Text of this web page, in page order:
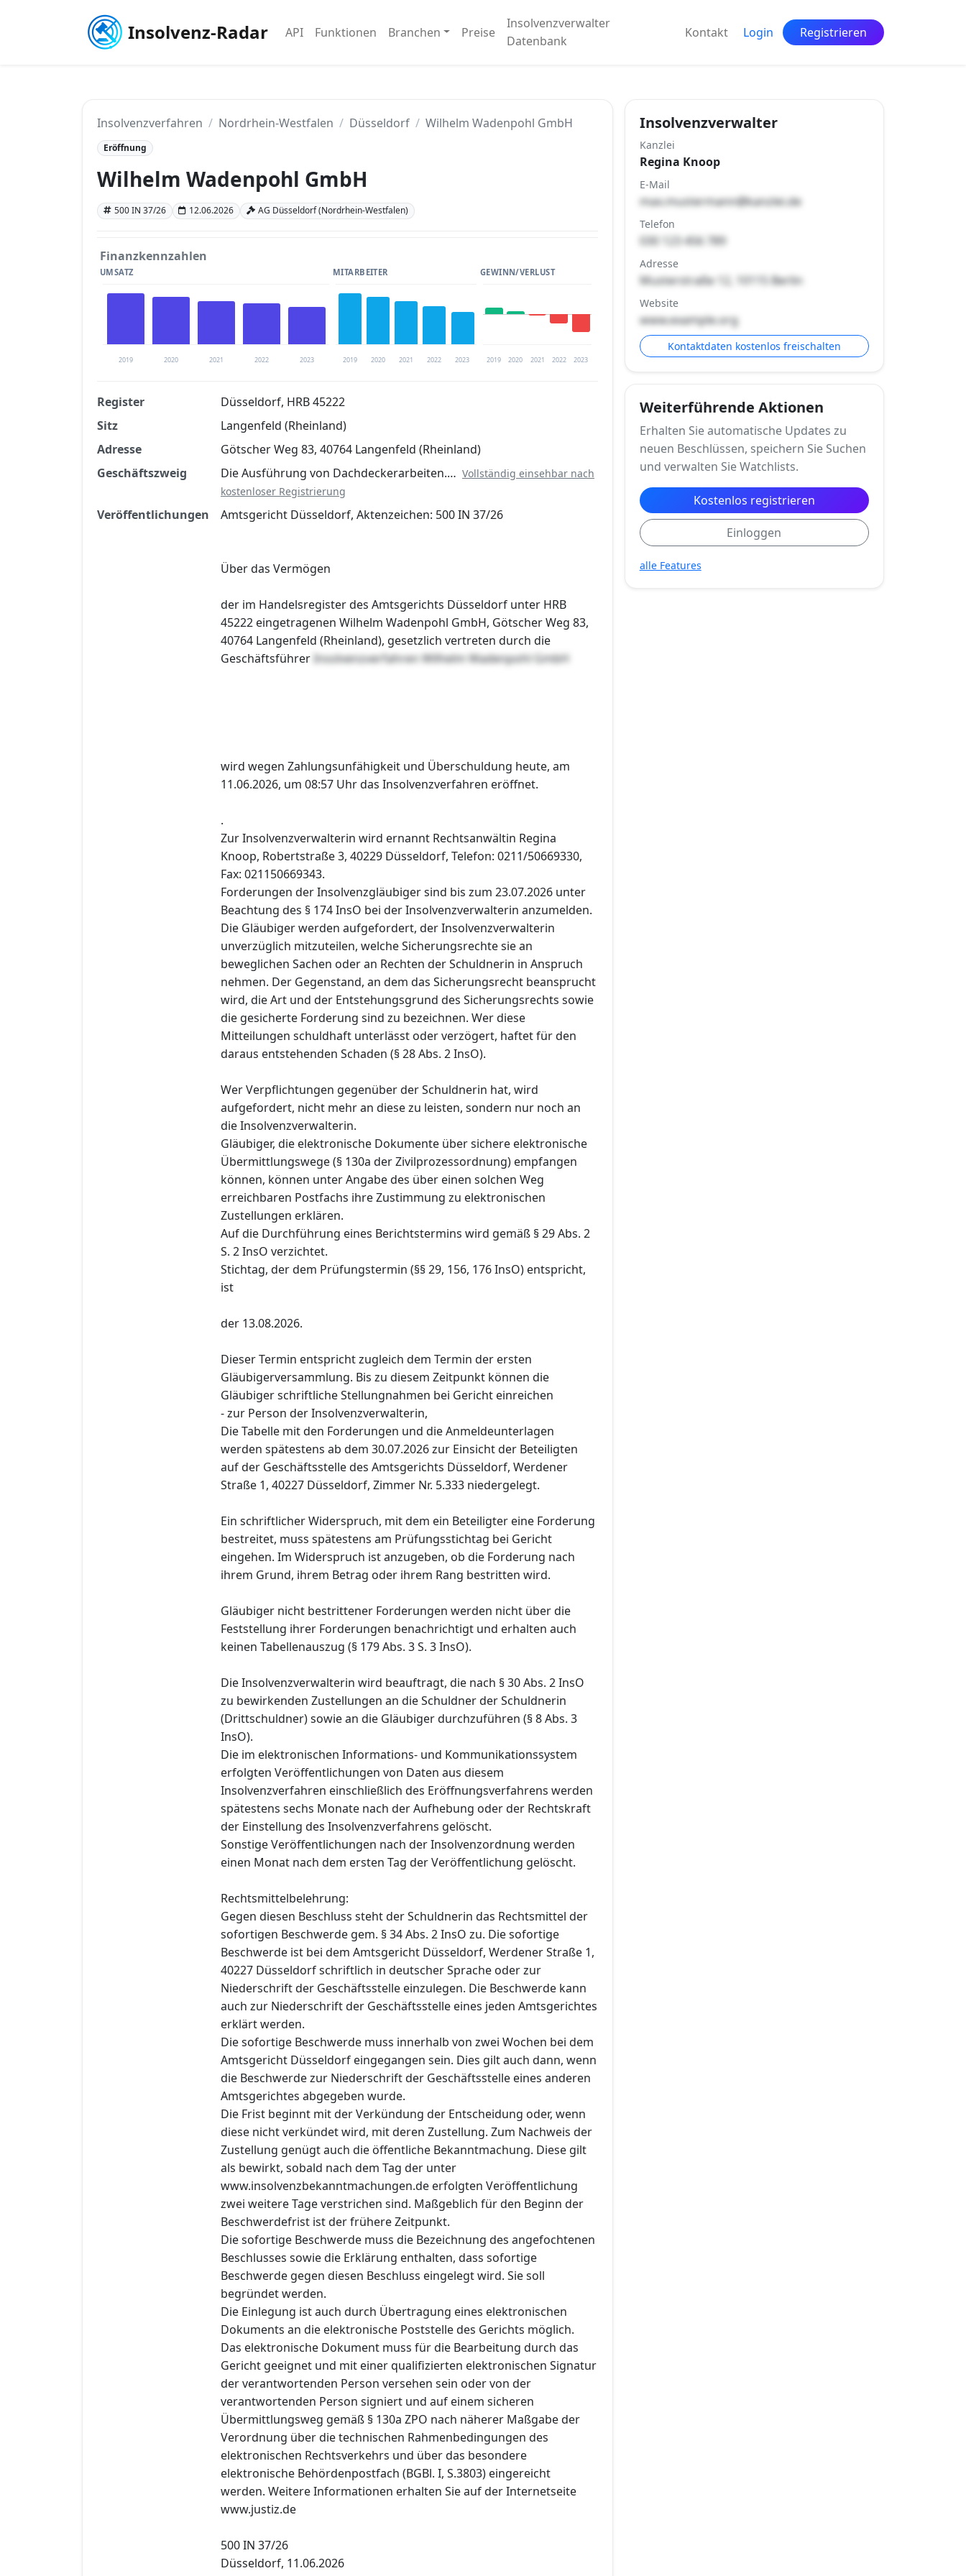
Insolvenz-Radar API Funktionen Branchen Preise
Insolvenzverwalter
Datenbank
Kontakt Login Registrieren
Insolvenzverfahren Nordrhein-Westfalen Düsseldorf Wilhelm Wadenpohl GmbH
Eröffnung
Wilhelm Wadenpohl GmbH
500 IN 37/26 12.06.2026 AG Düsseldorf (Nordrhein-Westfalen)
Finanzkennzahlen
UMSATZ
2019 2020 2021 2022 2023
MITARBEITER
2019 2020 2021 2022 2023
GEWINN/VERLUST
2019 2020 2021 2022 2023
Finanzkennzahlen nach kostenloser Registrierung verfügbar
Jetzt kostenlos registrieren
Register
Düsseldorf, HRB 45222
Sitz
Langenfeld (Rheinland)
Adresse
Götscher Weg 83, 40764 Langenfeld (Rheinland)
Geschäftszweig
Die Ausführung von Dachdeckerarbeiten.… Vollständig einsehbar nach
kostenloser Registrierung
Veröffentlichungen Amtsgericht Düsseldorf, Aktenzeichen: 500 IN 37/26
Über das Vermögen
der im Handelsregister des Amtsgerichts Düsseldorf unter HRB
45222 eingetragenen Wilhelm Wadenpohl GmbH, Götscher Weg 83,
40764 Langenfeld (Rheinland), gesetzlich vertreten durch die
Geschäftsführer Insolvenzverfahren Wilhelm Wadenpohl GmbH
wird wegen Zahlungsunfähigkeit und Überschuldung heute, am
11.06.2026, um 08:57 Uhr das Insolvenzverfahren eröffnet.
.
Zur Insolvenzverwalterin wird ernannt Rechtsanwältin Regina
Knoop, Robertstraße 3, 40229 Düsseldorf, Telefon: 0211/50669330,
Fax: 021150669343.
Forderungen der Insolvenzgläubiger sind bis zum 23.07.2026 unter
Beachtung des § 174 InsO bei der Insolvenzverwalterin anzumelden.
Die Gläubiger werden aufgefordert, der Insolvenzverwalterin
unverzüglich mitzuteilen, welche Sicherungsrechte sie an
beweglichen Sachen oder an Rechten der Schuldnerin in Anspruch
nehmen. Der Gegenstand, an dem das Sicherungsrecht beansprucht
wird, die Art und der Entstehungsgrund des Sicherungsrechts sowie
die gesicherte Forderung sind zu bezeichnen. Wer diese
Mitteilungen schuldhaft unterlässt oder verzögert, haftet für den
daraus entstehenden Schaden (§ 28 Abs. 2 InsO).
Wer Verpflichtungen gegenüber der Schuldnerin hat, wird
aufgefordert, nicht mehr an diese zu leisten, sondern nur noch an
die Insolvenzverwalterin.
Gläubiger, die elektronische Dokumente über sichere elektronische
Übermittlungswege (§ 130a der Zivilprozessordnung) empfangen
können, können unter Angabe des über einen solchen Weg
erreichbaren Postfachs ihre Zustimmung zu elektronischen
Zustellungen erklären.
Auf die Durchführung eines Berichtstermins wird gemäß § 29 Abs. 2
S. 2 InsO verzichtet.
Stichtag, der dem Prüfungstermin (§§ 29, 156, 176 InsO) entspricht,
ist
der 13.08.2026.
Dieser Termin entspricht zugleich dem Termin der ersten
Gläubigerversammlung. Bis zu diesem Zeitpunkt können die
Gläubiger schriftliche Stellungnahmen bei Gericht einreichen
- zur Person der Insolvenzverwalterin,
Die Tabelle mit den Forderungen und die Anmeldeunterlagen
werden spätestens ab dem 30.07.2026 zur Einsicht der Beteiligten
auf der Geschäftsstelle des Amtsgerichts Düsseldorf, Werdener
Straße 1, 40227 Düsseldorf, Zimmer Nr. 5.333 niedergelegt.
Ein schriftlicher Widerspruch, mit dem ein Beteiligter eine Forderung
bestreitet, muss spätestens am Prüfungsstichtag bei Gericht
eingehen. Im Widerspruch ist anzugeben, ob die Forderung nach
ihrem Grund, ihrem Betrag oder ihrem Rang bestritten wird.
Gläubiger nicht bestrittener Forderungen werden nicht über die
Feststellung ihrer Forderungen benachrichtigt und erhalten auch
keinen Tabellenauszug (§ 179 Abs. 3 S. 3 InsO).
Die Insolvenzverwalterin wird beauftragt, die nach § 30 Abs. 2 InsO
zu bewirkenden Zustellungen an die Schuldner der Schuldnerin
(Drittschuldner) sowie an die Gläubiger durchzuführen (§ 8 Abs. 3
InsO).
Die im elektronischen Informations- und Kommunikationssystem
erfolgten Veröffentlichungen von Daten aus diesem
Insolvenzverfahren einschließlich des Eröffnungsverfahrens werden
spätestens sechs Monate nach der Aufhebung oder der Rechtskraft
der Einstellung des Insolvenzverfahrens gelöscht.
Sonstige Veröffentlichungen nach der Insolvenzordnung werden
einen Monat nach dem ersten Tag der Veröffentlichung gelöscht.
Rechtsmittelbelehrung:
Gegen diesen Beschluss steht der Schuldnerin das Rechtsmittel der
sofortigen Beschwerde gem. § 34 Abs. 2 InsO zu. Die sofortige
Beschwerde ist bei dem Amtsgericht Düsseldorf, Werdener Straße 1,
40227 Düsseldorf schriftlich in deutscher Sprache oder zur
Niederschrift der Geschäftsstelle einzulegen. Die Beschwerde kann
auch zur Niederschrift der Geschäftsstelle eines jeden Amtsgerichtes
erklärt werden.
Die sofortige Beschwerde muss innerhalb von zwei Wochen bei dem
Amtsgericht Düsseldorf eingegangen sein. Dies gilt auch dann, wenn
die Beschwerde zur Niederschrift der Geschäftsstelle eines anderen
Amtsgerichtes abgegeben wurde.
Die Frist beginnt mit der Verkündung der Entscheidung oder, wenn
diese nicht verkündet wird, mit deren Zustellung. Zum Nachweis der
Zustellung genügt auch die öffentliche Bekanntmachung. Diese gilt
als bewirkt, sobald nach dem Tag der unter
www.insolvenzbekanntmachungen.de erfolgten Veröffentlichung
zwei weitere Tage verstrichen sind. Maßgeblich für den Beginn der
Beschwerdefrist ist der frühere Zeitpunkt.
Die sofortige Beschwerde muss die Bezeichnung des angefochtenen
Beschlusses sowie die Erklärung enthalten, dass sofortige
Beschwerde gegen diesen Beschluss eingelegt wird. Sie soll
begründet werden.
Die Einlegung ist auch durch Übertragung eines elektronischen
Dokuments an die elektronische Poststelle des Gerichts möglich.
Das elektronische Dokument muss für die Bearbeitung durch das
Gericht geeignet und mit einer qualifizierten elektronischen Signatur
der verantwortenden Person versehen sein oder von der
verantwortenden Person signiert und auf einem sicheren
Übermittlungsweg gemäß § 130a ZPO nach näherer Maßgabe der
Verordnung über die technischen Rahmenbedingungen des
elektronischen Rechtsverkehrs und über das besondere
elektronische Behördenpostfach (BGBl. I, S.3803) eingereicht
werden. Weitere Informationen erhalten Sie auf der Internetseite
www.justiz.de
500 IN 37/26
Düsseldorf, 11.06.2026
Insolvenzverwalter
Kanzlei
Regina Knoop
E-Mail
max.mustermann@kanzlei.de
Telefon
030 123 456 789
Adresse
Musterstraße 12, 10115 Berlin
Website
www.example.org
Kontaktdaten kostenlos freischalten
Weiterführende Aktionen
Erhalten Sie automatische Updates zu
neuen Beschlüssen, speichern Sie Suchen
und verwalten Sie Watchlists.
Kostenlos registrieren
Einloggen
alle Features